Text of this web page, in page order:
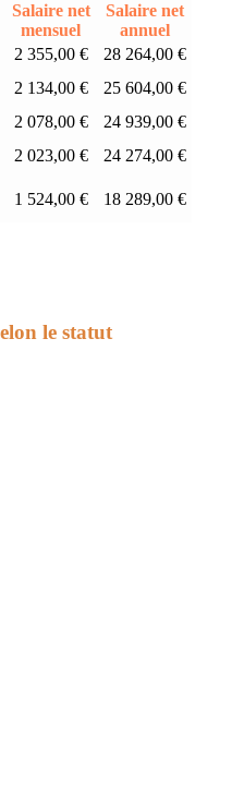
Salaire net
mensuel
Salaire net
annuel
2 355,00 €
28 264,00 €
2 134,00 €
25 604,00 €
2 078,00 €
24 939,00 €
2 023,00 €
24 274,00 €
1 524,00 € 18 289,00 €
le statut